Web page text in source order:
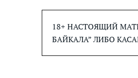
18+ НАСТОЯЩИЙ
БАЙКАЛА” ЛИБО